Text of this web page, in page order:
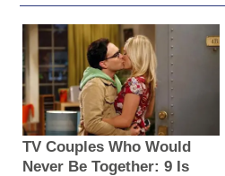
TV Couples Who Would
Never Be Together: 9 Is